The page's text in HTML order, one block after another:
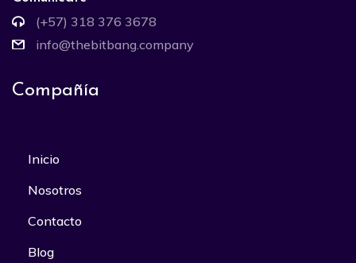
(+57) 318 376 3678
info@thebitbang.company
Compañía
Inicio
Nosotros
Contacto
Blog